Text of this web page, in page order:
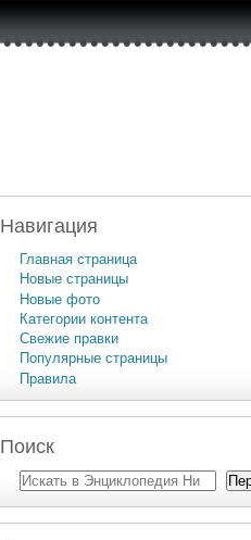
Навигация
Главная страница
Новые страницы
Новые фото
Категории контента
Свежие правки
Популярные страницы
Правила
Поиск